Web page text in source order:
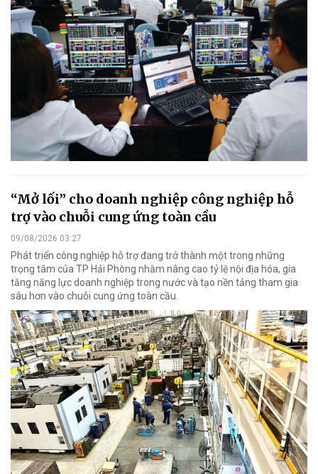
“Mở lối” cho doanh nghiệp công nghiệp hỗ
trợ vào chuỗi cung ứng toàn cầu
09/08/2026 03:27
Phát triển công nghiệp hỗ trợ đang trở thành một trong những
trọng tâm của TP Hải Phòng nhằm nâng cao tỷ lệ nội địa hóa, gia
tăng năng lực doanh nghiệp trong nước và tạo nền tảng tham gia
sâu hơn vào chuỗi cung ứng toàn cầu.